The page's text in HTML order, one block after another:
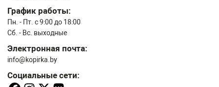
График работы:
Пн. - Пт. с 9:00 до 18:00
Сб. - Вс. выходные
Электронная почта:
info@kopirka.by
Социальные сети: